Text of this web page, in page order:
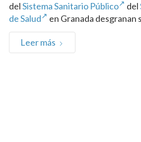
delSistema Sanitario Público del
de Salud
en Granada desgranan
Leer más